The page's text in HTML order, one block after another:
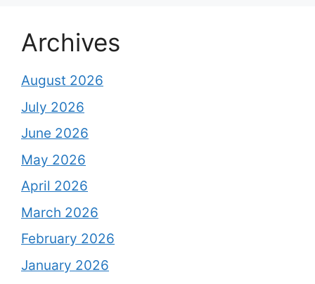
Archives
August 2026
July 2026
June 2026
May 2026
April 2026
March 2026
February 2026
January 2026